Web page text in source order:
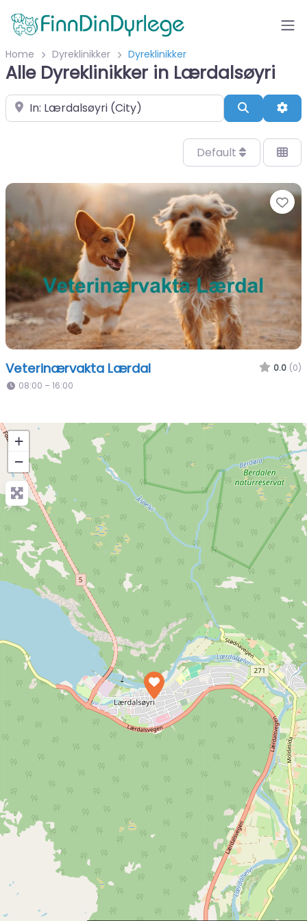
Home Dyreklinikker Dyreklinikker
Alle Dyreklinikker in Lærdalsøyri
Velg by/sted Search
Default
Veterinærvakta Lærdal 0.0 (0)
08:00 – 16:00
+
−